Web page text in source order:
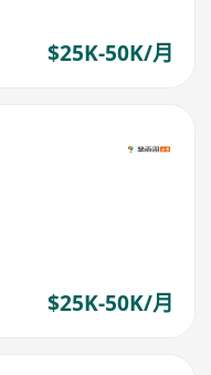
$25K-50K/月
$25K-50K/月